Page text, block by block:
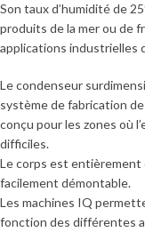
Son taux d’humidité de
produits de la mer ou de
applications industrielles
Le condenseur
système de fabrication
conçu pour les zones où
difficiles.
Le corps est entièrement
facilement démontable.
Les machines IQ
fonction des différentes